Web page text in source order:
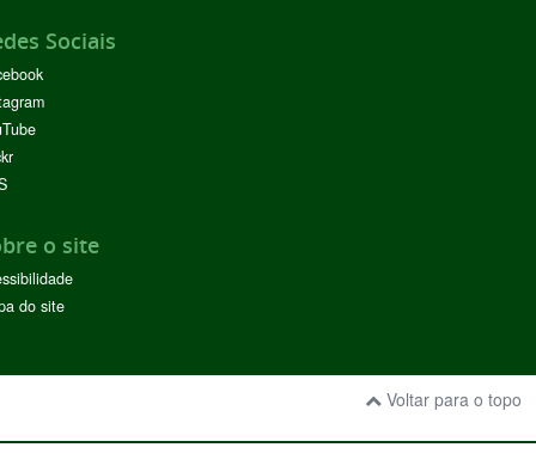
Sociais
o site
do site
Voltar para o topo